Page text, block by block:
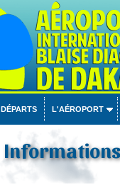
DÉPARTS L'AÉROPORT